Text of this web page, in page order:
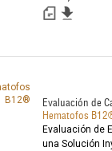
Lecheras raza
Evaluación de
Hematofos
Evaluación de
una Solución